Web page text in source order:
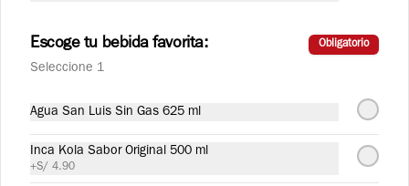
Escoge tu bebida favorita: Obligatorio
Seleccione 1
Agua San Luis Sin Gas 625 ml
Inca Kola Sabor Original 500 ml
+S/ 4.90